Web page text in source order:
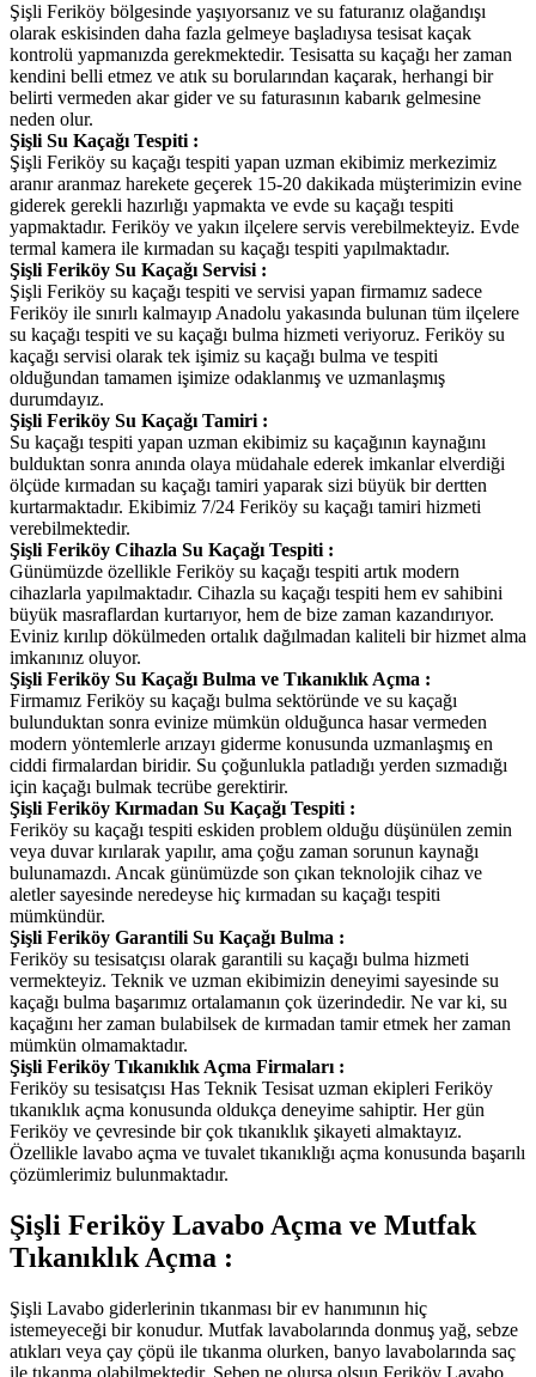
Şişli Feriköy bölgesinde yaşıyorsanız ve su faturanız olağandışı
olarak eskisinden daha fazla gelmeye başladıysa tesisat kaçak
kontrolü yapmanızda gerekmektedir. Tesisatta su kaçağı her zaman
kendini belli etmez ve atık su borularından kaçarak, herhangi bir
belirti vermeden akar gider ve su faturasının kabarık gelmesine
neden olur.
Şişli Su Kaçağı Tespiti :
Şişli Feriköy su kaçağı tespiti yapan uzman ekibimiz merkezimiz
aranır aranmaz harekete geçerek 15-20 dakikada müşterimizin evine
giderek gerekli hazırlığı yapmakta ve evde su kaçağı tespiti
yapmaktadır. Feriköy ve yakın ilçelere servis verebilmekteyiz. Evde
termal kamera ile kırmadan su kaçağı tespiti yapılmaktadır.
Şişli Feriköy Su Kaçağı Servisi :
Şişli Feriköy su kaçağı tespiti ve servisi yapan firmamız sadece
Feriköy ile sınırlı kalmayıp Anadolu yakasında bulunan tüm ilçelere
su kaçağı tespiti ve su kaçağı bulma hizmeti veriyoruz. Feriköy su
kaçağı servisi olarak tek işimiz su kaçağı bulma ve tespiti
olduğundan tamamen işimize odaklanmış ve uzmanlaşmış
durumdayız.
Şişli Feriköy Su Kaçağı Tamiri :
Su kaçağı tespiti yapan uzman ekibimiz su kaçağının kaynağını
bulduktan sonra anında olaya müdahale ederek imkanlar elverdiği
ölçüde kırmadan su kaçağı tamiri yaparak sizi büyük bir dertten
kurtarmaktadır. Ekibimiz 7/24 Feriköy su kaçağı tamiri hizmeti
verebilmektedir.
Şişli Feriköy Cihazla Su Kaçağı Tespiti :
Günümüzde özellikle Feriköy su kaçağı tespiti artık modern
cihazlarla yapılmaktadır. Cihazla su kaçağı tespiti hem ev sahibini
büyük masraflardan kurtarıyor, hem de bize zaman kazandırıyor.
Eviniz kırılıp dökülmeden ortalık dağılmadan kaliteli bir hizmet alma
imkanınız oluyor.
Şişli Feriköy Su Kaçağı Bulma ve Tıkanıklık Açma :
Firmamız Feriköy su kaçağı bulma sektöründe ve su kaçağı
bulunduktan sonra evinize mümkün olduğunca hasar vermeden
modern yöntemlerle arızayı giderme konusunda uzmanlaşmış en
ciddi firmalardan biridir. Su çoğunlukla patladığı yerden sızmadığı
için kaçağı bulmak tecrübe gerektirir.
Şişli Feriköy Kırmadan Su Kaçağı Tespiti :
Feriköy su kaçağı tespiti eskiden problem olduğu düşünülen zemin
veya duvar kırılarak yapılır, ama çoğu zaman sorunun kaynağı
bulunamazdı. Ancak günümüzde son çıkan teknolojik cihaz ve
aletler sayesinde neredeyse hiç kırmadan su kaçağı tespiti
mümkündür.
Şişli Feriköy Garantili Su Kaçağı Bulma :
Feriköy su tesisatçısı olarak garantili su kaçağı bulma hizmeti
vermekteyiz. Teknik ve uzman ekibimizin deneyimi sayesinde su
kaçağı bulma başarımız ortalamanın çok üzerindedir. Ne var ki, su
kaçağını her zaman bulabilsek de kırmadan tamir etmek her zaman
mümkün olmamaktadır.
Şişli Feriköy Tıkanıklık Açma Firmaları :
Feriköy su tesisatçısı Has Teknik Tesisat uzman ekipleri Feriköy
tıkanıklık açma konusunda oldukça deneyime sahiptir. Her gün
Feriköy ve çevresinde bir çok tıkanıklık şikayeti almaktayız.
Özellikle lavabo açma ve tuvalet tıkanıklığı açma konusunda başarılı
çözümlerimiz bulunmaktadır.
Şişli Feriköy Lavabo Açma ve Mutfak
Tıkanıklık Açma :
Şişli Lavabo giderlerinin tıkanması bir ev hanımının hiç
istemeyeceği bir konudur. Mutfak lavabolarında donmuş yağ, sebze
atıkları veya çay çöpü ile tıkanma olurken, banyo lavabolarında saç
ile tıkanma olabilmektedir. Sebep ne olursa olsun Feriköy Lavabo